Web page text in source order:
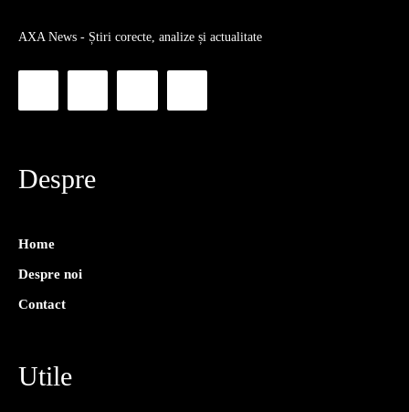
AXA News - Știri corecte, analize și actualitate
Despre
Home
Despre noi
Contact
Utile